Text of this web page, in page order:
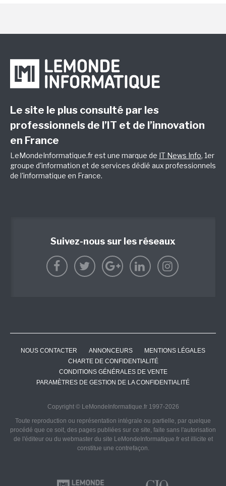
Le site le plus consulté par les
professionnels de l’IT et de l’innovation
en France
LeMondeInformatique.fr est une marque de IT News Info, 1er
groupe d'information et de services dédié aux professionnels
de l'informatique en France.
Suivez-nous sur les réseaux
NOUS CONTACTER ANNONCEURS
MENTIONS LÉGALES
CHARTE DE CONFIDENTIALITÉ
CONDITIONS GÉNÉRALES DE VENTE
PARAMÈTRES DE GESTION DE LA CONFIDENTIALITÉ
Copyright © LeMondeInformatique.fr 1997-2026
Toute reproduction ou représentation intégrale ou partielle, par quelque
procédé que ce soit, des pages publiées sur ce site, faite sans l'autorisation
de l'éditeur ou du webmaster du site LeMondeInformatique.fr est illicite et
constitue une contrefaçon.